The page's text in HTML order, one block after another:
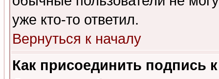
уже кто-то ответил.
Вернуться к началу
Как присоединить подпись